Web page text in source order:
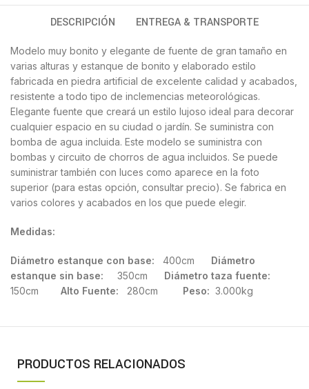
DESCRIPCIÓN ENTREGA & TRANSPORTE
Modelo muy bonito y elegante de fuente de gran tamaño en
varias alturas y estanque de bonito y elaborado estilo
fabricada en piedra artificial de excelente calidad y acabados,
resistente a todo tipo de inclemencias meteorológicas.
Elegante fuente que creará un estilo lujoso ideal para decorar
cualquier espacio en su ciudad o jardín. Se suministra con
bomba de agua incluida. Este modelo se suministra con
bombas y circuito de chorros de agua incluidos. Se puede
suministrar también con luces como aparece en la foto
superior (para estas opción, consultar precio). Se fabrica en
varios colores y acabados en los que puede elegir.
Medidas:
Diámetro estanque con base: 400cm Diámetro
estanque sin base:350cm
Diámetro taza fuente:
150cmAlto Fuente: 280cm Peso: 3.000kg
PRODUCTOS RELACIONADOS